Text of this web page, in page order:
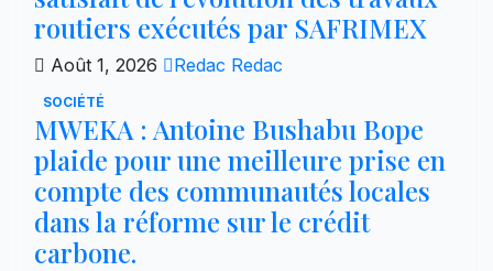
routiers exécutés par SAFRIMEX
Août 1, 2026 Redac Redac
SOCIÉTÉ
MWEKA : Antoine Bushabu Bope
plaide pour une meilleure prise en
compte des communautés locales
dans la réforme sur le crédit
carbone.